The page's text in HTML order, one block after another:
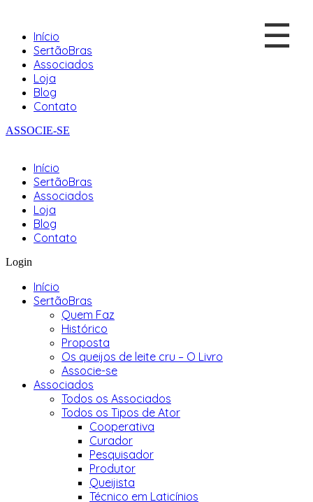
Início
SertãoBras
Associados
Loja
Blog
Contato
ASSOCIE-SE
Início
SertãoBras
Associados
Loja
Blog
Contato
☰
Login
Início
SertãoBras
Quem Faz
Histórico
Proposta
Os queijos de leite cru – O Livro
Associe-se
Associados
Todos os Associados
Todos os Tipos de Ator
Cooperativa
Curador
Pesquisador
Produtor
Queijista
Técnico em Laticínios